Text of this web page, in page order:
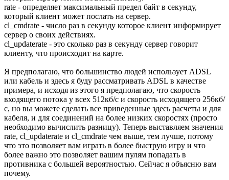
rate - определяет максимальный предел байт в секунду,
который клиент может послать на сервер.
cl_cmdrate - число раз в секунду которое клиент информирует
сервер о своих действиях.
cl_updaterate - это сколько раз в секунду сервер говорит
клиенту, что происходит на карте.
Я предполагаю, что большинство людей использует ADSL
или кабель и здесь я буду рассматривать ADSL в качестве
примера, и исходя из этого я предполагаю, что скорость
входящего потока у всех 512кб/с и скорость исходящего 256кб/
с, но вы можете сделать все приведенные здесь расчеты и для
кабеля, и для соединений на более низких скоростях (просто
необходимо вычислить разницу). Теперь выставляем значения
rate, cl_updaterate и cl_cmdrate чем выше, тем лучше, потому
что это позволяет вам играть в более быструю игру и что
более важно это позволяет вашим пулям попадать в
противника с большей вероятностью. Сейчас я объясню вам
почему.